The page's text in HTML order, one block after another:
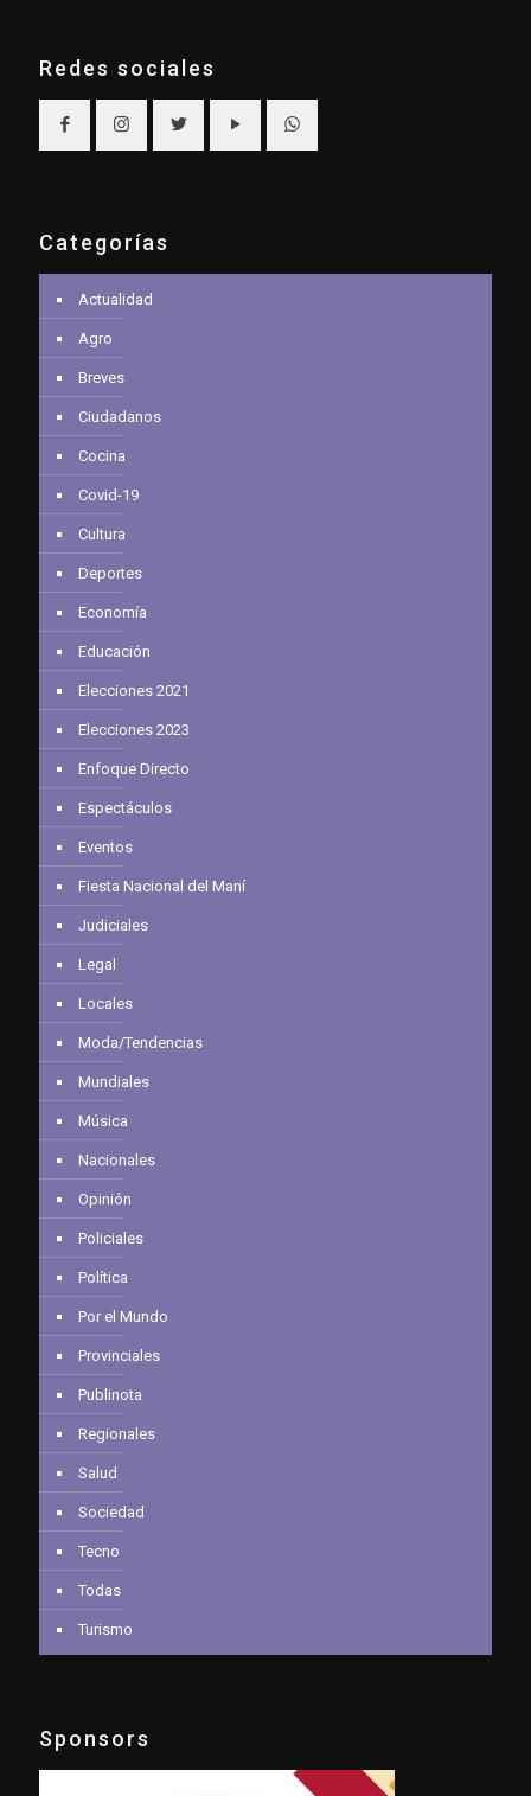
Redes sociales
Categorías
Actualidad
Agro
Breves
Ciudadanos
Cocina
Covid-19
Cultura
Deportes
Economía
Educación
Elecciones 2021
Elecciones 2023
Enfoque Directo
Espectáculos
Eventos
Fiesta Nacional del Maní
Judiciales
Legal
Locales
Moda/Tendencias
Mundiales
Música
Nacionales
Opinión
Policiales
Política
Por el Mundo
Provinciales
Publinota
Regionales
Salud
Sociedad
Tecno
Todas
Turismo
Sponsors